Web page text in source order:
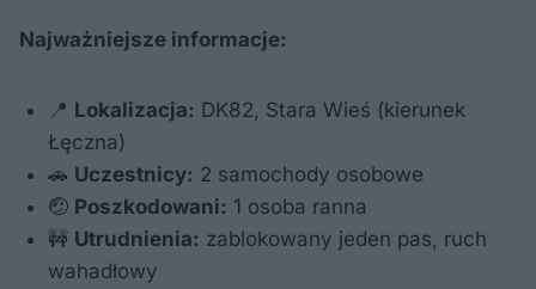
Najważniejsze informacje:
📍 Lokalizacja: DK82, Stara Wieś (kierunek
Łęczna)
🚗 Uczestnicy: 2 samochody osobowe
🤕 Poszkodowani: 1 osoba ranna
🚧 Utrudnienia: zablokowany jeden pas, ruch
wahadłowy